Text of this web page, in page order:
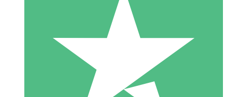
Paquetes de Créditos Individuales
Paga según el uso con créditos de descarga. Sin compromiso
10 00